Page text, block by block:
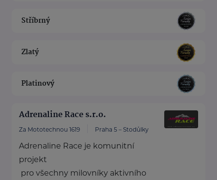
Stříbrný
Zlatý
Platinový
Adrenaline Race s.r.o.
Za Mototechnou 1619 Praha 5 – Stodůlky
Adrenaline Race je komunitní
projekt
pro všechny milovníky aktivního